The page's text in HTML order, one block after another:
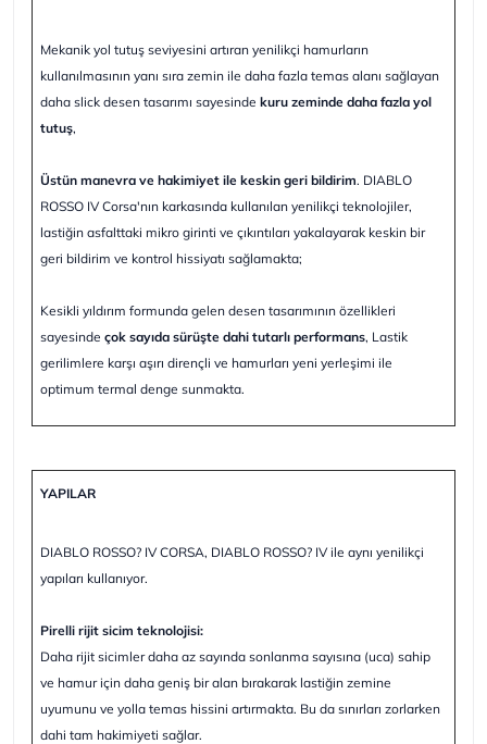
Mekanik yol tutuş seviyesini artıran yenilikçi hamurların
kullanılmasının yanı sıra zemin ile daha fazla temas alanı sağlayan
daha slick desen tasarımı sayesinde kuru zeminde daha fazla yol
tutuş,
Üstün manevra ve hakimiyet ile keskin geri bildirim. DIABLO
ROSSO IV Corsa'nın karkasında kullanılan yenilikçi teknolojiler,
lastiğin asfalttaki mikro girinti ve çıkıntıları yakalayarak keskin bir
geri bildirim ve kontrol hissiyatı sağlamakta;
Kesikli yıldırım formunda gelen desen tasarımının özellikleri
sayesinde çok sayıda sürüşte dahi tutarlı performans, Lastik
gerilimlere karşı aşırı dirençli ve hamurları yeni yerleşimi ile
optimum termal denge sunmakta.
YAPILAR
DIABLO ROSSO? IV CORSA, DIABLO ROSSO? IV ile aynı yenilikçi
yapıları kullanıyor.
Pirelli rijit sicim teknolojisi:
Daha rijit sicimler daha az sayında sonlanma sayısına (uca) sahip
ve hamur için daha geniş bir alan bırakarak lastiğin zemine
uyumunu ve yolla temas hissini artırmakta. Bu da sınırları zorlarken
dahi tam hakimiyeti sağlar.